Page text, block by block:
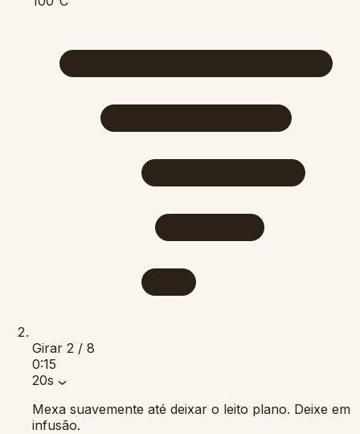
Girar 2 / 8
0:15
20s
Mexa suavemente até deixar o leito plano. Deixe em
infusão.